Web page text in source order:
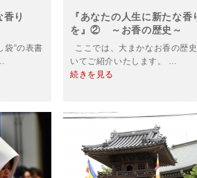
香り
袋”の表書
『あなたの人生に新たな香
を』② ～お香の歴史～
ここでは、大まかなお香の歴
いてご紹介いたします。 …
続きを見る